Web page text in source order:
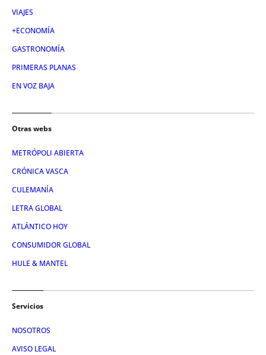
VIAJES
+ECONOMÍA
GASTRONOMÍA
PRIMERAS PLANAS
EN VOZ BAJA
Otras webs
METRÓPOLI ABIERTA
CRÓNICA VASCA
CULEMANÍA
LETRA GLOBAL
ATLÁNTICO HOY
CONSUMIDOR GLOBAL
HULE & MANTEL
Servicios
NOSOTROS
AVISO LEGAL